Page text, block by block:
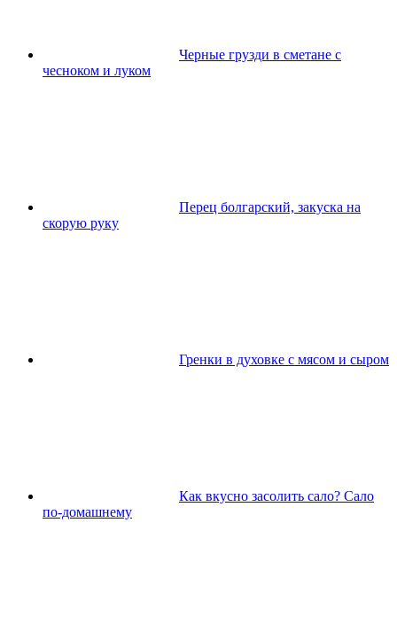
Черные грузди в сметане с
чесноком и луком
Перец болгарский, закуска на
скорую руку
Гренки в духовке с мясом и сыром
Как вкусно засолить сало? Сало
по-домашнему